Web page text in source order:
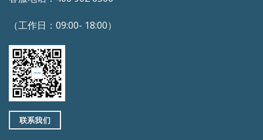
（工作日：09:00- 18:00）
联系我们